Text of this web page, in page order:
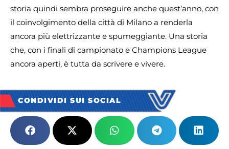
storia quindi sembra proseguire anche quest’anno, con
il coinvolgimento della città di Milano a renderla
ancora più elettrizzante e spumeggiante. Una storia
che, con i finali di campionato e Champions League
ancora aperti, è tutta da scrivere e vivere.
CONDIVIDI SUI SOCIAL